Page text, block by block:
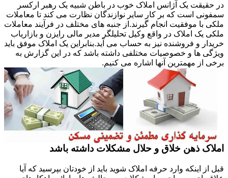
در حقیقت یک آژانس املاک خوب در باطن شبیه یک رهبر ارکسر
سمفونی است که بر کار سایر نوازندگان نظارت می کند تا معاملات
ملکی با موفقیت انجام گیرند.از جنبه های مختلف در فرآیند معاملات
ملکی یک املاک در واقع وکیل تحلیلگر مدیر مالی رایزن و بازاریاب
خریدار و فروشنده نیز به حساب می آید.بنابراین یک املاک موفق باید
ویژگی ها و خصوصیات مختلفی داشته باشد که در این گزارش به
برخی از مهمترین آنها اشاره می کنیم.
املاک ذهن خلاق و حلال مشکلات داشته باشد
قبل از اینکه وارد حرفه املاک شوید باید از خودتان بپرسید که آیا